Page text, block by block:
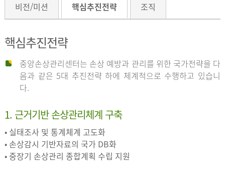
비전/미션 핵심추진전략 조직
핵심추진전략
중앙손상관리센터는 손상 예방과 관리를 위한 국가전략을 다
음과 같은 5대 추진전략 하에 체계적으로 수행하고 있습니
다.
1. 근거기반 손상관리체계 구축
• 실태조사 및 통계체계 고도화
• 손상감시 기반자료의 국가 DB화
• 중장기 손상관리 종합계획 수립 지원